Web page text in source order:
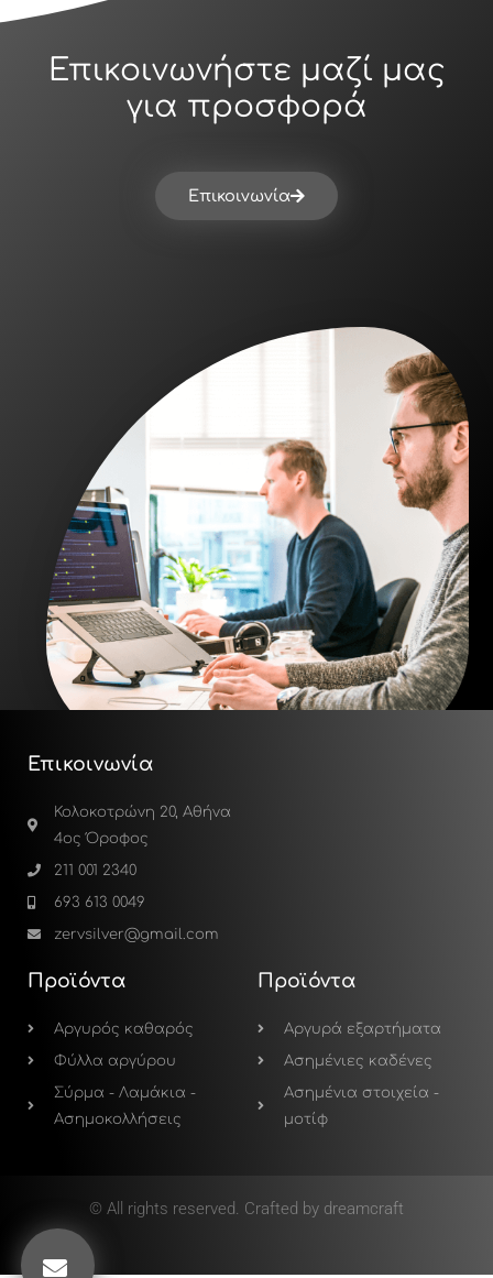
Επικοινωνήστε μαζί μας
για προσφορά
Επικοινωνία
Επικοινωνία
Κολοκοτρώνη 20, Αθήνα
4ος Όροφος
211 001 2340
693 613 0049
zervsilver@gmail.com
Προϊόντα
Αργυρός καθαρός
Φύλλα αργύρου
Σύρμα - Λαμάκια -
Ασημοκολλήσεις
Προϊόντα
Αργυρά εξαρτήματα
Ασημένιες καδένες
Ασημένια στοιχεία -
μοτίφ
© All rights reserved. Crafted by dreamcraft